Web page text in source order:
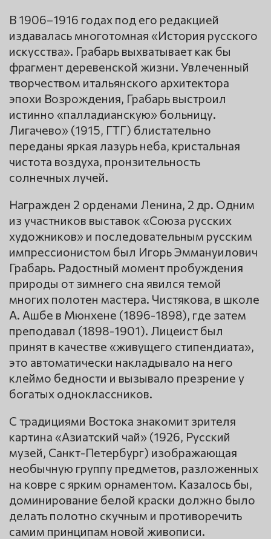
В 1906–1916 годах под его редакцией
издавалась многотомная «История русского
искусства». Грабарь выхватывает как бы
фрагмент деревенской жизни. Увлеченный
творчеством итальянского архитектора
эпохи Возрождения, Грабарь выстроил
истинно «палладианскую» больницу.
Лигачево» (1915, ГТГ) блистательно
переданы яркая лазурь неба, кристальная
чистота воздуха, пронзительность
солнечных лучей.
Награжден 2 орденами Ленина, 2 др. Одним
из участников выставок «Союза русских
художников» и последовательным русским
импрессионистом был Игорь Эммануилович
Грабарь. Радостный момент пробуждения
природы от зимнего сна явился темой
многих полотен мастера. Чистякова, в школе
А. Ашбе в Мюнхене (1896-1898), где затем
преподавал (1898-1901). Лицеист был
принят в качестве «живущего стипендиата»,
это автоматически накладывало на него
клеймо бедности и вызывало презрение у
богатых одноклассников.
С традициями Востока знакомит зрителя
картина «Азиатский чай» (1926, Русский
музей, Санкт-Петербург) изображающая
необычную группу предметов, разложенных
на ковре с ярким орнаментом. Казалось бы,
доминирование белой краски должно было
делать полотно скучным и противоречить
самим принципам новой живописи.